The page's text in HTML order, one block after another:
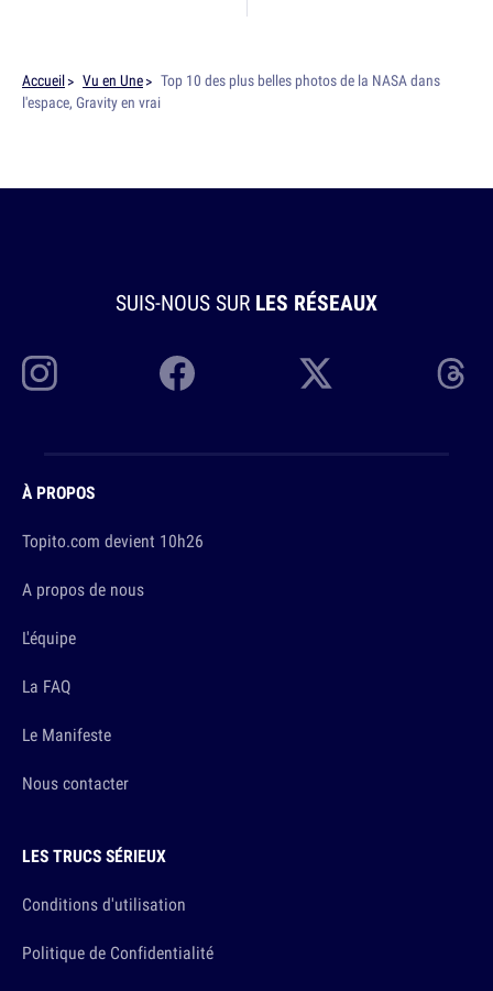
Accueil Vu en Une
Top 10 des plus belles photos de la NASA dans
l'espace, Gravity en vrai
SUIS-NOUS SUR LES RÉSEAUX
À PROPOS
Topito.com devient 10h26
A propos de nous
L'équipe
La FAQ
Le Manifeste
Nous contacter
LES TRUCS SÉRIEUX
Conditions d'utilisation
Politique de Confidentialité